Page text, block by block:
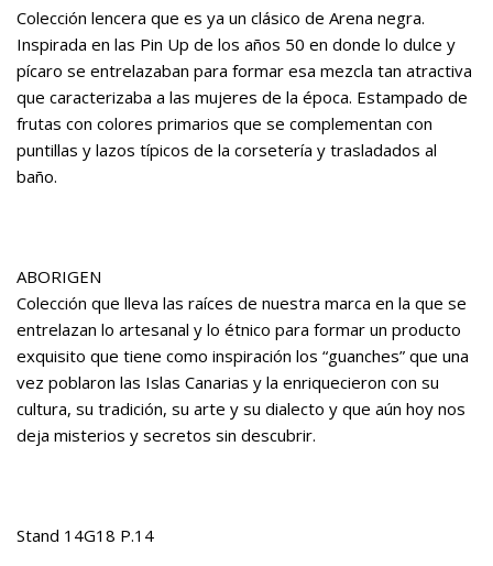
Colección lencera que es ya un clásico de Arena negra.
Inspirada en las Pin Up de los años 50 en donde lo dulce y
pícaro se entrelazaban para formar esa mezcla tan atractiva
que caracterizaba a las mujeres de la época. Estampado de
frutas con colores primarios que se complementan con
puntillas y lazos típicos de la corsetería y trasladados al
baño.
ABORIGEN
Colección que lleva las raíces de nuestra marca en la que se
entrelazan lo artesanal y lo étnico para formar un producto
exquisito que tiene como inspiración los “guanches” que una
vez poblaron las Islas Canarias y la enriquecieron con su
cultura, su tradición, su arte y su dialecto y que aún hoy nos
deja misterios y secretos sin descubrir.
Stand 14G18 P.14